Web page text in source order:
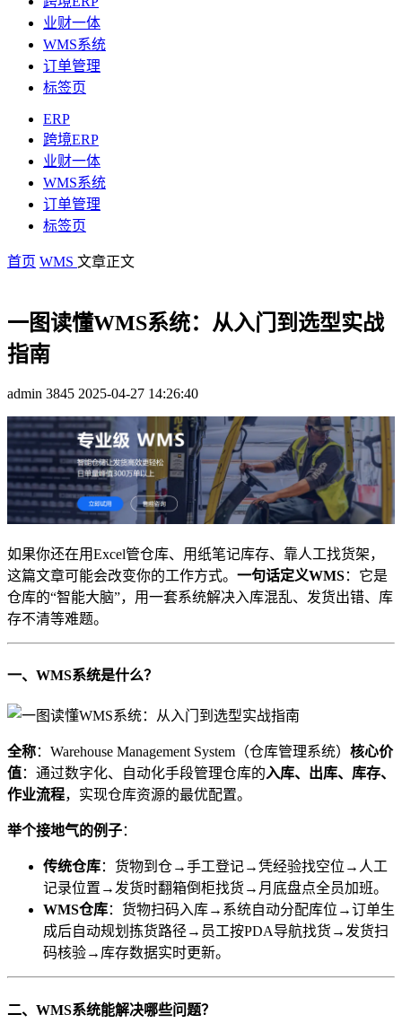
业财一体
WMS系统
订单管理
标签页
ERP
跨境ERP
业财一体
WMS系统
订单管理
标签页
首页 WMS 文章正文
​​一图读懂WMS系统：从入门到选型实战
指南​​
admin 3845 2025-04-27 14:26:40
如果你还在用Excel管仓库、用纸笔记库存、靠人工找货架，
这篇文章可能会改变你的工作方式。​ ​一句话定义WMS​​：它是
仓库的“智能大脑”，用一套系统解决入库混乱、发货出错、库
存不清等难题。
​一、WMS系统是什么？​
​全称​​：Warehouse Management System（仓库管理系统）​ ​核心价
值​​：通过数字化、自动化手段管理仓库的​​入库、出库、库存、
作业流程​​，实现仓库资源的最优配置。
​举个接地气的例子​​：
​传统仓库​​：货物到仓→手工登记→凭经验找空位→人工
记录位置→发货时翻箱倒柜找货→月底盘点全员加班。
​WMS仓库​​：货物扫码入库→系统自动分配库位→订单生
成后自动规划拣货路径→员工按PDA导航找货→发货扫
码核验→库存数据实时更新。
​二、WMS系统能解决哪些问题？​